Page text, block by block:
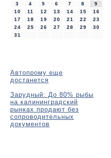
3
4 5 6 7 8
9
10
11 12 13 14 15
16
17
18 19 20 21 22
23
24
25 26 27 28 29
30
31
Автопрому еще
достанется
Зарудный: До 80% рыбы
на калининградский
рынках продают без
сопроводительных
документов